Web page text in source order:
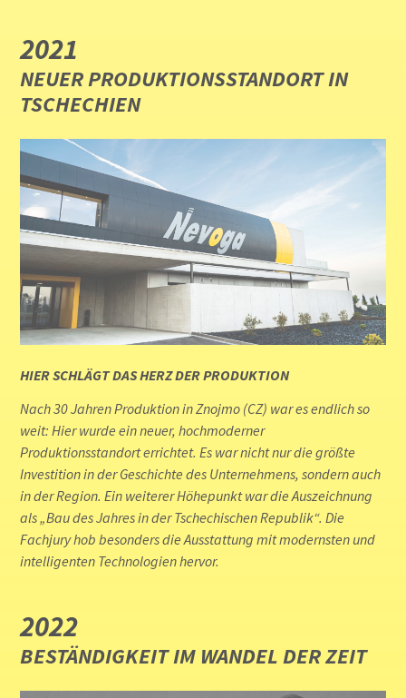
2021
NEUER PRODUKTIONSSTANDORT IN
TSCHECHIEN
HIER SCHLÄGT DAS HERZ DER PRODUKTION
Nach 30 Jahren Produktion in Znojmo (CZ) war es endlich so
weit: Hier wurde ein neuer, hochmoderner
Produktionsstandort errichtet. Es war nicht nur die größte
Investition in der Geschichte des Unternehmens, sondern auch
in der Region. Ein weiterer Höhepunkt war die Auszeichnung
als „Bau des Jahres in der Tschechischen Republik“. Die
Fachjury hob besonders die Ausstattung mit modernsten und
intelligenten Technologien hervor.
2022
BESTÄNDIGKEIT IM WANDEL DER ZEIT